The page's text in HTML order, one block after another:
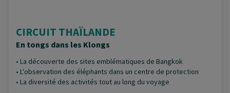
CIRCUIT THAÏLANDE
En tongs dans les Klongs
• La découverte des sites emblématiques de Bangkok
• L'observation des éléphants dans un centre de protection
• La diversité des activités tout au long du voyage